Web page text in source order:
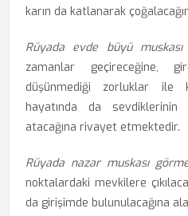
karın da katlanarak
Rüyada evde büyü
zamanlar geçireceğine,
düşünmediği zorluklar ile
hayatında da
atacağına rivayet etmektedir.
Rüyada nazar muskası
noktalardaki mevkilere
da girişimde bulunulacağına